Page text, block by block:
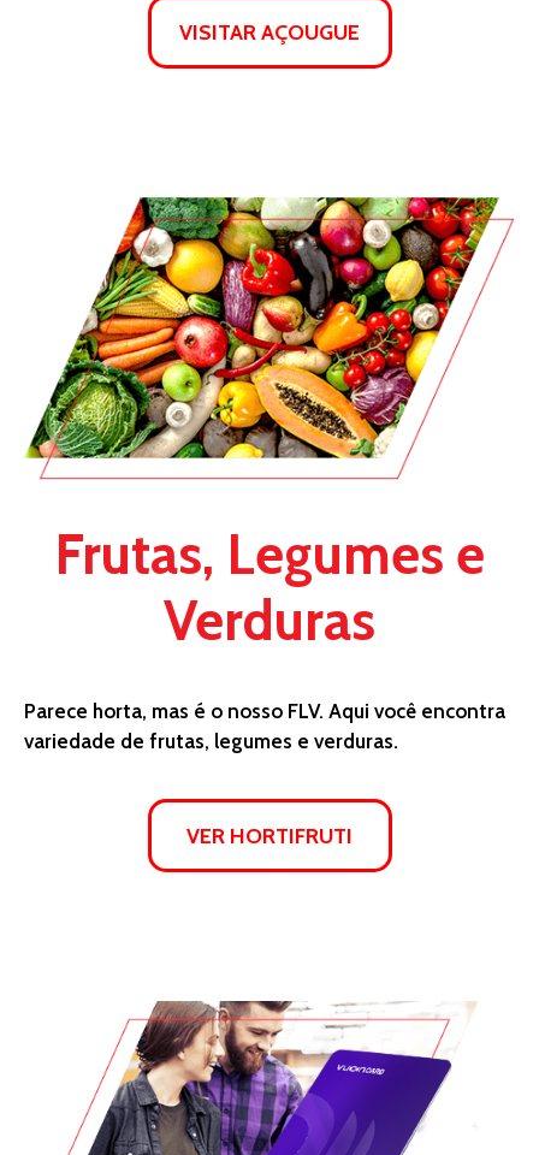
VISITAR AÇOUGUE
Frutas, Legumes e
Verduras
Parece horta, mas é o nosso FLV. Aqui você encontra
variedade de frutas, legumes e verduras.
VER HORTIFRUTI